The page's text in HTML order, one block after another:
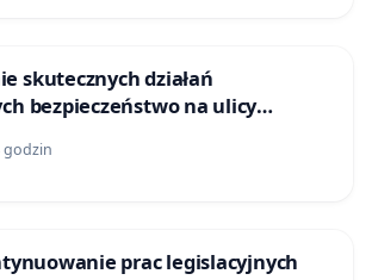
skutecznych działań
bezpieczeństwo na ulicy
Otwocku
godzin
prac legislacyjnych